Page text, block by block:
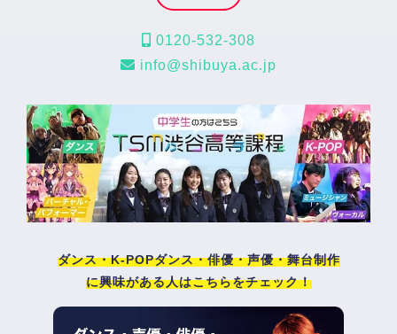
0120-532-308
info@shibuya.ac.jp
ダンス・K-POPダンス・俳優・声優・舞台制作
に興味がある人はこちらをチェック！